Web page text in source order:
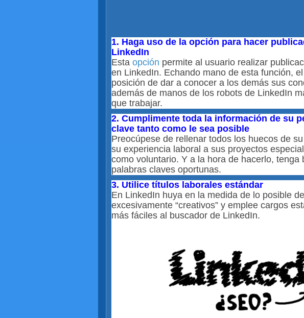
1. Haga uso de la opción para hacer
LinkedIn
Esta opción permite al usuario realizar
en LinkedIn. Echando mano de esta función,
posición de dar a conocer a los demás sus
además de manos de los robots de LinkedIn
que trabajar.
2. Cumplimente toda la información de su
clave tanto como le sea posible
Preocúpese de rellenar todos los huecos de
su experiencia laboral a sus proyectos
como voluntario. Y a la hora de hacerlo, tenga
palabras claves oportunas.
3. Utilice títulos laborales estándar
En LinkedIn huya en la medida de lo posible
excesivamente “creativos” y emplee cargos
más fáciles al buscador de LinkedIn.